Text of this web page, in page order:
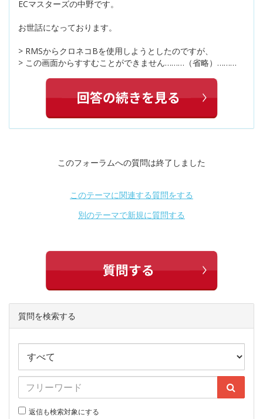
ECマスターズの中野です。
お世話になっております。
> RMSからクロネコBを使用しようとしたのですが、
> この画面からすすむことができません………（省略）………
このフォーラムへの質問は終了しました
このテーマに関連する質問をする
別のテーマで新規に質問する
質問を検索する
返信も検索対象にする